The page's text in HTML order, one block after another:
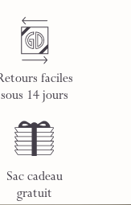
faciles
sous 14 jours
Sac cadeau
gratuit